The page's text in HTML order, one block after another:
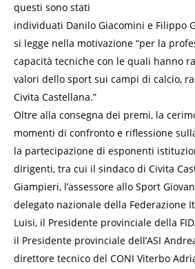
questi sono stati
individuati Danilo Giacomini e Filippo
si legge nella motivazione “per la
capacità tecniche con le quali hanno
valori dello sport sui campi di calcio,
Civita Castellana.”
Oltre alla consegna dei premi, la
momenti di confronto e riflessione
la partecipazione di esponenti
dirigenti, tra cui il sindaco di Civita
Giampieri, l’assessore allo Sport
delegato nazionale della Federazione
Luisi, il Presidente provinciale della
il Presidente provinciale dell’ASI
direttore tecnico del CONI Viterbo